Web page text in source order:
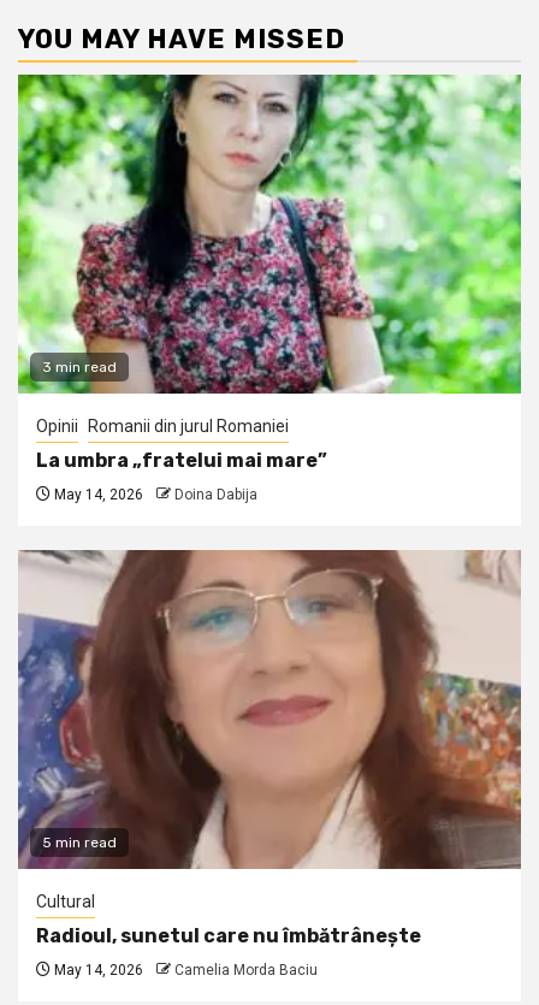
YOU MAY HAVE MISSED
3 min read
Opinii Romanii din jurul Romaniei
La umbra „fratelui mai mare”
May 14, 2026 Doina Dabija
5 min read
Cultural
Radioul, sunetul care nu îmbătrânește
May 14, 2026 Camelia Morda Baciu